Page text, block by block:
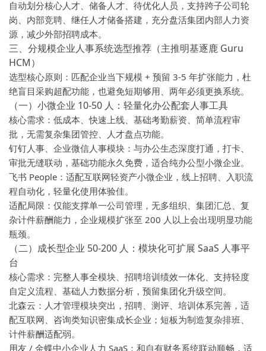
自动划分核心人才、储备人才、待优化人员，支持跨子公司轮
岗、内部竞聘、继任人才储备搭建，充分盘活集团内部人力资
源，减少外部招聘成本。
三、分规模企业人事系统选型推荐（主推明基逐鹿 Guru
HCM）
选型核心原则：匹配企业当下规模 + 预留 3-5 年扩张能力，杜
绝盲目采购超配功能，也避免短期够用、两年必须更换系统。
（一）小微企业 10-50 人：轻量化办公配套人事工具
核心需求：低成本、快速上线、基础考勤薪资、简单流程审
批，无需复杂集团管控、人才盘点功能。
钉钉人事、企业微信人事模块：与办公生态深度打通，打卡、
审批无缝联动，基础功能永久免费，适合纯办公型小微企业。
飞书 People：适配互联网轻资产小微企业，线上招聘、入职流
程自动化，轻量化使用体验佳。
适配局限：仅能支撑单一公司管理，无多组织、集团汇总、复
杂计件薪酬能力，企业规模扩张至 200 人以上会出现明显功能
瓶颈。
（二）成长型企业 50-200 人：模块化可扩展 SaaS 人事平
台
核心需求：完整人事全模块、招聘培训绩效一体化、支持轻度
自定义流程、基础人力数据分析，预留集团化升级空间。
北森云：人才管理模块突出，招聘、测评、培训体系完善，适
配互联网、咨询类知识密集成长企业；短板为制造复杂排班、
计件薪酬适配弱。
用友 / 金蝶中小企业人力 SaaS：和自有财务系统联动顺畅，适